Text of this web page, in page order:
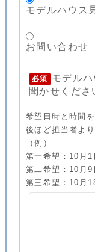
モデルハウス
お問い合わせ
必須
モデル
聞かせくださ
希望日時と時間
後ほど担当者よ
（例）
第一希望：10月1
第二希望：10月9
第三希望：10月